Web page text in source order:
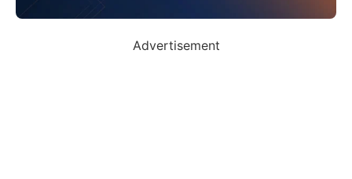
Advertisement